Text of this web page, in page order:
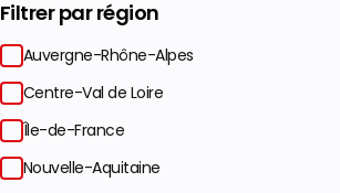
Filtrer par région
Auvergne-Rhône-Alpes
Centre-Val de Loire
Île-de-France
Nouvelle-Aquitaine